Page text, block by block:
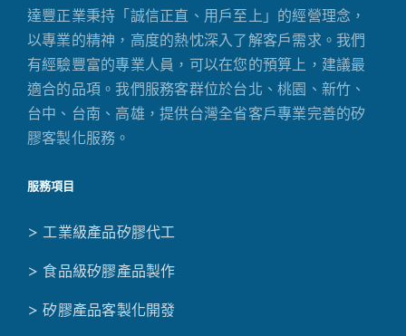
達豐正業秉持「誠信正直、用戶至上」的經營理念，
以專業的精神，高度的熱忱深入了解客戶需求。我們
有經驗豐富的專業人員，可以在您的預算上，建議最
適合的品項。我們服務客群位於台北、桃園、新竹、
台中、台南、高雄，提供台灣全省客戶專業完善的矽
膠客製化服務。
服務項目
> 工業級產品矽膠代工
> 食品級矽膠產品製作
> 矽膠產品客製化開發